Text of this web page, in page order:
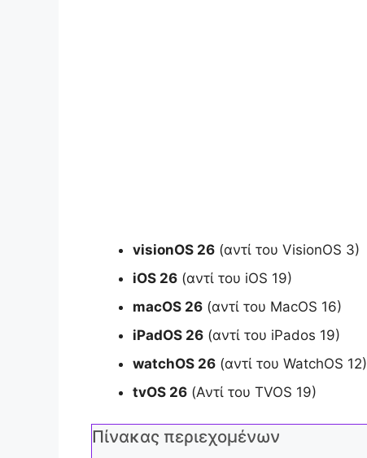
visionOS 26 (αντί του VisionOS 3)
iOS 26 (αντί του iOS 19)
macOS 26 (αντί του MacOS 16)
iPadOS 26 (αντί του iPados 19)
watchOS 26 (αντί του WatchOS 12)
tvOS 26 (Αντί του TVOS 19)
Πίνακας περιεχομένων